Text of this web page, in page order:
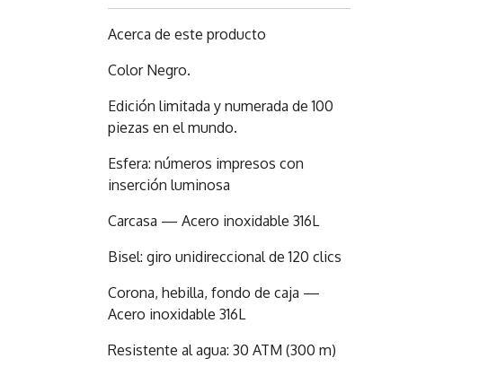
Acerca de este producto
Color Negro.
Edición limitada y numerada de 100
piezas en el mundo.
Esfera: números impresos con
inserción luminosa
Carcasa — Acero inoxidable 316L
Bisel: giro unidireccional de 120 clics
Corona, hebilla, fondo de caja —
Acero inoxidable 316L
Resistente al agua: 30 ATM (300 m)